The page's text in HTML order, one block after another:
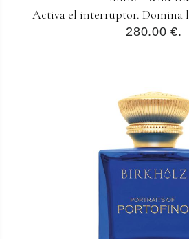
Activa el interruptor. Domina
280.00 €.